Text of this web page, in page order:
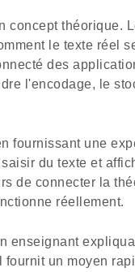
concept théorique.
le texte réel
des
l'encodage, le
fournissant une
du texte et
de connecter la
réellement.
enseignant
un moyen